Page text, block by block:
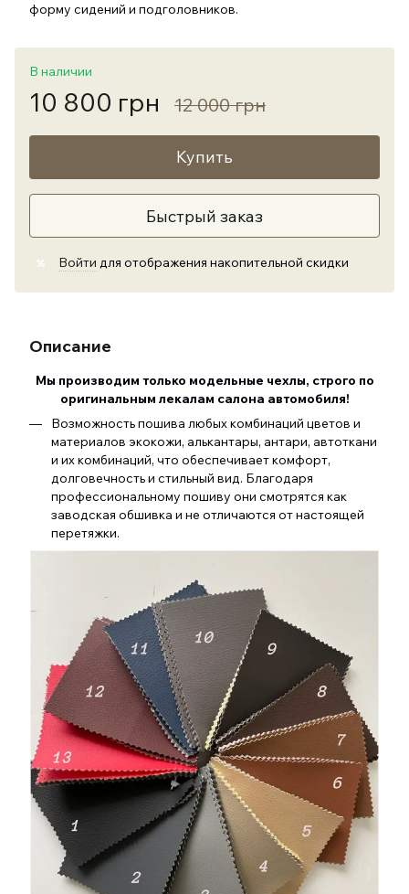
форму сидений и подголовников.
В наличии
10 800 грн 12 000 грн
Купить
Быстрый заказ
% Войти для отображения накопительной скидки
Описание
Мы производим только модельные чехлы, строго по
оригинальным лекалам салона автомобиля!
Возможность пошива любых комбинаций цветов и
материалов экокожи, алькантары, антари, автоткани
и их комбинаций, что обеспечивает комфорт,
долговечность и стильный вид. Благодаря
профессиональному пошиву они смотрятся как
заводская обшивка и не отличаются от настоящей
перетяжки.